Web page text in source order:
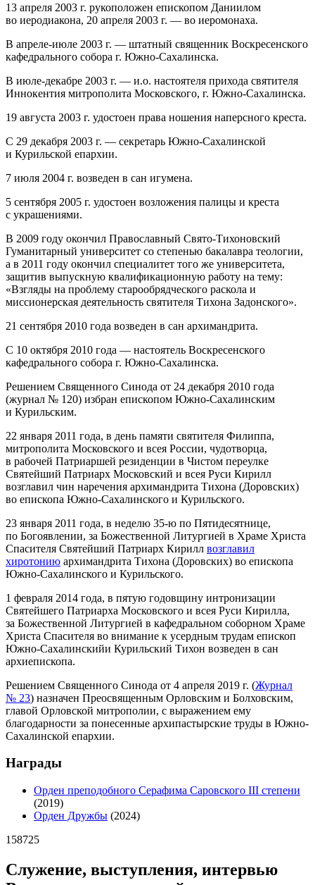
13 апреля 2003 г. рукоположен епископом Даниилом
во иеродиакона, 20 апреля 2003 г. — во иеромонаха.
В апреле‐июле 2003 г. — штатный священник Воскресенского
кафедрального собора г. Южно‐Сахалинска.
В июле‐декабре 2003 г. — и.о. настоятеля прихода святителя
Иннокентия митрополита Московского, г. Южно‐Сахалинска.
19 августа 2003 г. удостоен права ношения наперсного креста.
С 29 декабря 2003 г. — секретарь Южно‐Сахалинской
и Курильской епархии.
7 июля 2004 г. возведен в сан игумена.
5 сентября 2005 г. удостоен возложения палицы и креста
с украшениями.
В 2009 году окончил Православный Свято-Тихоновский
Гуманитарный университет со степенью бакалавра теологии,
а в 2011 году окончил специалитет того же университета,
защитив выпускную квалификационную работу на тему:
«Взгляды на проблему старообрядческого раскола и
миссионерская деятельность святителя Тихона Задонского».
21 сентября 2010 года возведен в сан архимандрита.
С 10 октября 2010 года — настоятель Воскресенского
кафедрального собора г. Южно‐Сахалинска.
Решением Священного Синода от 24 декабря 2010 года
(журнал № 120) избран епископом Южно‐Сахалинским
и Курильским.
22 января 2011 года, в день памяти святителя Филиппа,
митрополита Московского и всея России, чудотворца,
в рабочей Патриаршей резиденции в Чистом переулке
Святейший Патриарх Московский и всея Руси Кирилл
возглавил чин наречения архимандрита Тихона (Доровских)
во епископа Южно‐Сахалинского и Курильского.
23 января 2011 года, в неделю 35-ю по Пятидесятнице,
по Богоявлении, за Божественной Литургией в Храме Христа
Спасителя Святейший Патриарх Кирилл возглавил
хиротонию архимандрита Тихона (Доровских) во епископа
Южно‐Сахалинского и Курильского.
1 февраля 2014 года, в пятую годовщину интронизации
Святейшего Патриарха Московского и всея Руси Кирилла,
за Божественной Литургией в кафедральном соборном Храме
Христа Спасителя во внимание к усердным трудам епископ
Южно‐Сахалинскийи Курильский Тихон возведен в сан
архиепископа.
Решением Священного Синода от 4 апреля 2019 г. (Журнал
№ 23) назначен Преосвященным Орловским и Болховским,
главой Орловской митрополии, с выражением ему
благодарности за понесенные архипастырские труды в Южно-
Сахалинской епархии.
Награды
Орден преподобного Серафима Саровского III степени
(2019)
Орден Дружбы (2024)
158725
Служение, выступления, интервью